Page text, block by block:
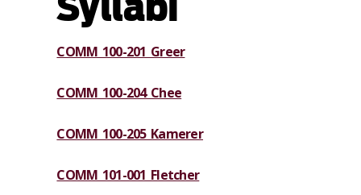
COMM 100-201 Greer
COMM 100-204 Chee
COMM 100-205 Kamerer
COMM 101-001 Fletcher